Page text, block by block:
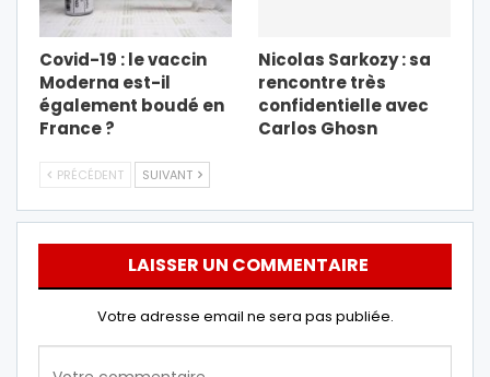
Covid-19 : le vaccin
Moderna est-il
également boudé en
France ?
Nicolas Sarkozy : sa
rencontre très
confidentielle avec
Carlos Ghosn
PRÉCÉDENT SUIVANT
LAISSER UN COMMENTAIRE
Votre adresse email ne sera pas publiée.